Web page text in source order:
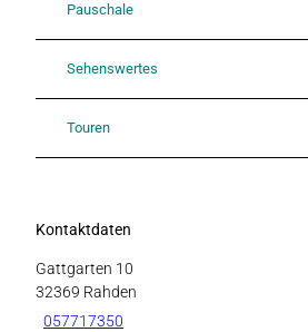
Pauschale
Sehenswertes
Touren
Kontaktdaten
Gattgarten 10
32369 Rahden
057717350